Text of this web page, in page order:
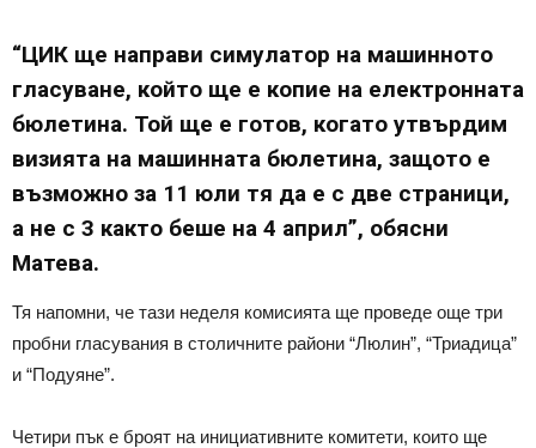
“ЦИК ще направи симулатор на машинното
гласуване, който ще е копие на електронната
бюлетина. Той ще е готов, когато утвърдим
визията на машинната бюлетина, защото е
възможно за 11 юли тя да е с две страници,
а не с 3 както беше на 4 април”, обясни
Матева.
Тя напомни, че тази неделя комисията ще проведе още три
пробни гласувания в столичните райони “Люлин”, “Триадица”
и “Подуяне”.
Четири пък е броят на инициативните комитети, които ще